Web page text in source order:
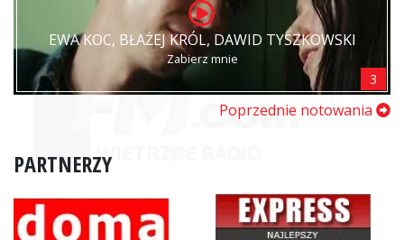
EWA KOC, BŁAŻEJ KRÓL, DAWID TYSZKOWSKI
Zabierz mnie
3
Poprzednie notowania
PARTNERZY